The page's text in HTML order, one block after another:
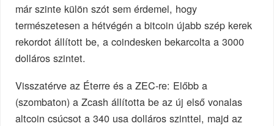
már szinte külön szót sem érdemel, hogy
természetesen a hétvégén a bitcoin újabb szép kerek
rekordot állított be, a coindesken bekarcolta a 3000
dolláros szintet.
Visszatérve az Éterre és a ZEC-re: Előbb a
(szombaton) a Zcash állította be az új első vonalas
altcoin csúcsot a 340 usa dolláros szinttel, majd az